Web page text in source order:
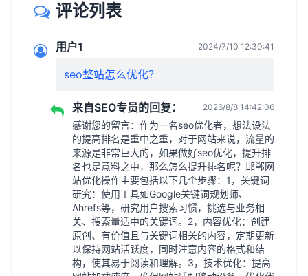
评论列表
用户1 2024/7/10 12:30:41
seo整站怎么优化？
来自SEO专员的回复： 2026/8/8 14:42:06
感谢您的留言：作为一名seo优化者，想法设法
的提高排名是重中之重，对于网站来说，流量的
来源是非常巨大的，如果做好seo优化，提升排
名也是意料之中，那么怎么提升排名呢？邯郸网
站优化操作主要包括以下几个步骤：1，关键词
研究：使用工具如Google关键词规划师、
Ahrefs等，研究用户搜索习惯，挑选与业务相
关、搜索量适中的关键词。2，内容优化：创建
原创、有价值且与关键词相关的内容，定期更新
以保持网站活跃度，同时注意内容的格式和结
构，使其易于阅读和理解。3，技术优化：提高